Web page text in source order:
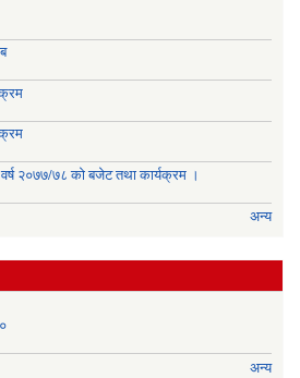
२०७७/७८ को बजेट तथा कार्यक्रम ।
अन्य
अन्य